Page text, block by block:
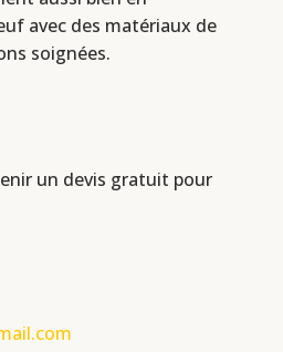
avec des matériaux de
soignées.
un devis gratuit pour